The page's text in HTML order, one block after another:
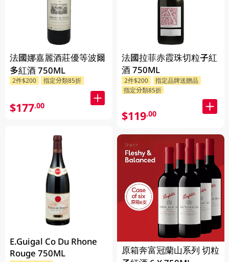
法國娜嘉麗酒莊優等波爾
多紅酒 750ML
2件$200 指定分類85折
$177.00
E.Guigal Co Du Rhone
Rouge 750ML
法國拉菲赤霞珠切粒子紅
酒 750ML
2件$200
指定品牌送贈品
指定分類85折
$119.00
原箱奔富冠蘭山系列 切粒